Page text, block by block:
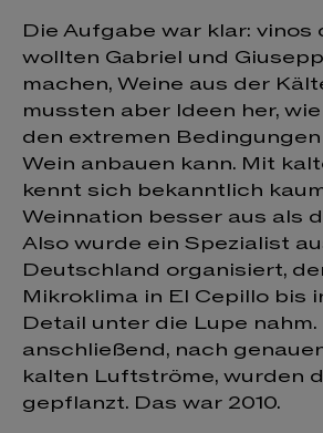
Die Aufgabe war klar: vinos
wollten Gabriel und
machen, Weine aus der
mussten aber Ideen her,
den extremen
Wein anbauen kann. Mit
kennt sich bekanntlich
Weinnation besser aus als
Also wurde ein Spezialist
Deutschland organisiert,
Mikroklima in El Cepillo bis
Detail unter die Lupe nahm.
anschließend, nach
kalten Luftströme, wurden
gepflanzt. Das war 2010.